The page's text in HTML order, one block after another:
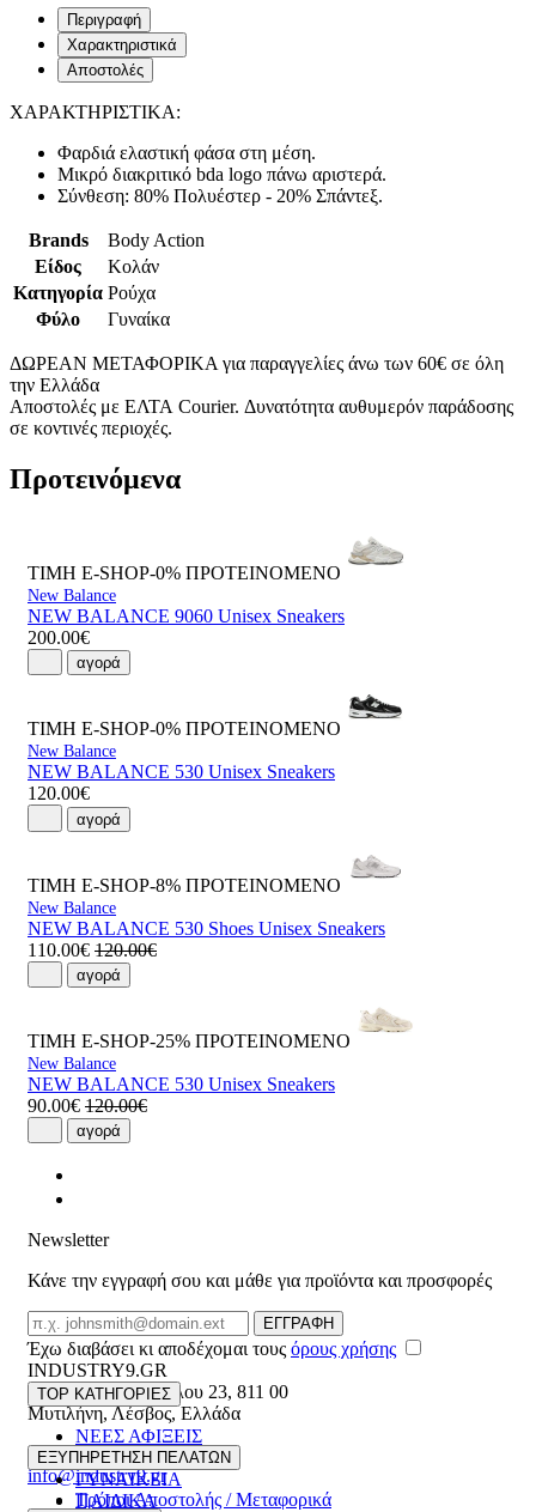
Περιγραφή
Χαρακτηριστικά
Αποστολές
ΧΑΡΑΚΤΗΡΙΣΤΙΚΑ:
Φαρδιά ελαστική φάσα στη μέση.
Mικρό διακριτικό bda logo πάνω αριστερά.
Σύνθεση: 80% Πολυέστερ - 20% Σπάντεξ.
Brands
Body Action
Είδος
Κολάν
Κατηγορία Ρούχα
Φύλο
Γυναίκα
ΔΩΡΕΑΝ ΜΕΤΑΦΟΡΙΚΑ για παραγγελίες άνω των 60€ σε όλη
την Ελλάδα
Αποστολές με ΕΛΤΑ Courier. Δυνατότητα αυθυμερόν παράδοσης
σε κοντινές περιοχές.
Προτεινόμενα
ΤΙΜΗ E-SHOP-0% ΠΡΟΤΕΙΝΟΜΕΝΟ
New Balance
NEW BALANCE 9060 Unisex Sneakers
200.00€
αγορά
ΤΙΜΗ E-SHOP-0% ΠΡΟΤΕΙΝΟΜΕΝΟ
New Balance
NEW BALANCE 530 Unisex Sneakers
120.00€
αγορά
ΤΙΜΗ E-SHOP-8% ΠΡΟΤΕΙΝΟΜΕΝΟ
New Balance
NEW BALANCE 530 Shoes Unisex Sneakers
110.00€ 120.00€
αγορά
ΤΙΜΗ E-SHOP-25% ΠΡΟΤΕΙΝΟΜΕΝΟ
New Balance
NEW BALANCE 530 Unisex Sneakers
90.00€ 120.00€
αγορά
Newsletter
Κάνε την εγγραφή σου και μάθε για προϊόντα και προσφορές
Email
ΕΓΓΡΑΦΗ
Έχω διαβάσει κι αποδέχομαι τους όρους χρήσης
INDUSTRY9.GR
Ελευθέριου Βενιζέλου 23, 811 00
Μυτιλήνη,Λέσβος,Ελλάδα
22510 55629
info@industry9.gr
TOP ΚΑΤΗΓΟΡΙΕΣ
ΝΕΕΣ ΑΦΙΞΕΙΣ
ΑΝΔΡΙΚΑ
ΓΥΝΑΙΚΕΙΑ
ΠΑΙΔΙΚΑ
ΕΞΥΠΗΡΕΤΗΣΗ ΠΕΛΑΤΩΝ
Τρόποι Αποστολής / Μεταφορικά